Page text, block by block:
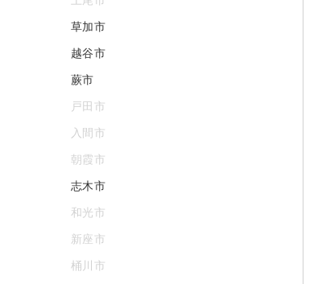
草加市
越谷市
蕨市
戸田市
入間市
朝霞市
志木市
和光市
新座市
桶川市